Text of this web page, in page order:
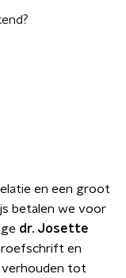
en een groot
betalen we voor
dr. Josette
en
verhouden tot